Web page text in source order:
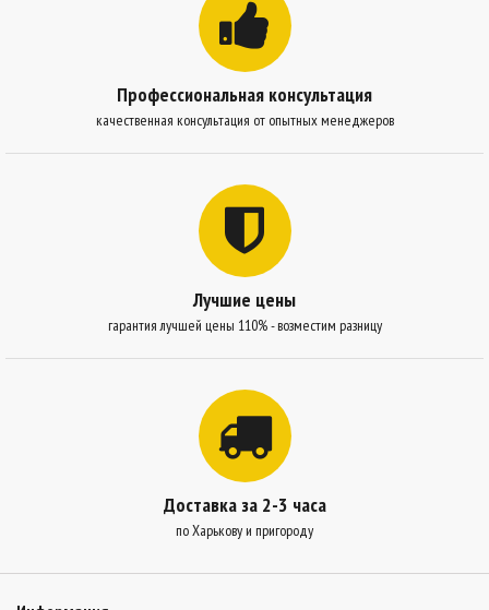
Профессиональная консультация
качественная консультация от опытных менеджеров
Лучшие цены
гарантия лучшей цены 110% - возместим разницу
Доставка за 2-3 часа
по Харькову и пригороду